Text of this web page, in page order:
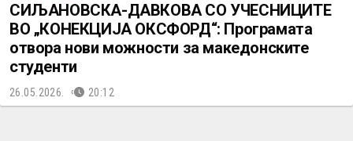
СИЉАНОВСКА-ДАВКОВА СО УЧЕСНИЦИТЕ
ВО „КОНЕКЦИЈА ОКСФОРД“: Програмата
отвора нови можности за македонските
студенти
26.05.2026. 20:12